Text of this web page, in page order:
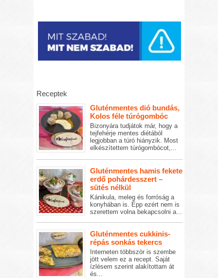
Receptek
Gluténmentes dió bundás,
Kolos féle túrógombóc
Bizonyára tudjátok már, hogy a
tejfehérje mentes diétából
legjobban a túró hiányzik. Most
elkészítettem túrógombócot,...
Gluténmentes hamis fekete
erdő pohárdesszert –
sütés nélkül
Kánikula, meleg és forróság a
konyhában is. Épp ezért nem is
szerettem volna bekapcsolni a...
Gluténmentes cukkinis-
répás sonkás tekercs
Interneten többször is szembe
jött velem ez a recept. Saját
ízlésem szerint alakítottam át
és...